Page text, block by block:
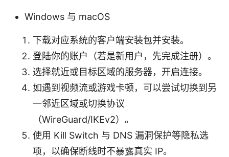
Windows 与 macOS
下载对应系统的客户端安装包并安装。
登陆你的账户（若是新用户，先完成注册）。
选择就近或目标区域的服务器，开启连接。
如遇到视频流或游戏卡顿，可以尝试切换到另
一邻近区域或切换协议
（WireGuard/IKEv2）。
使用 Kill Switch 与 DNS 漏洞保护等隐私选
项，以确保断线时不暴露真实 IP。